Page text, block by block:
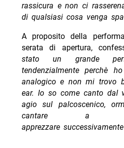
rassicura e non ci
di qualsiasi cosa venga
A proposito della
serata di apertura,
stato un grande
tendenzialmente perchè
analogico e non mi trovo
ear. Io so come canto dal
agio sul palcoscenico,
cantare a
apprezzare